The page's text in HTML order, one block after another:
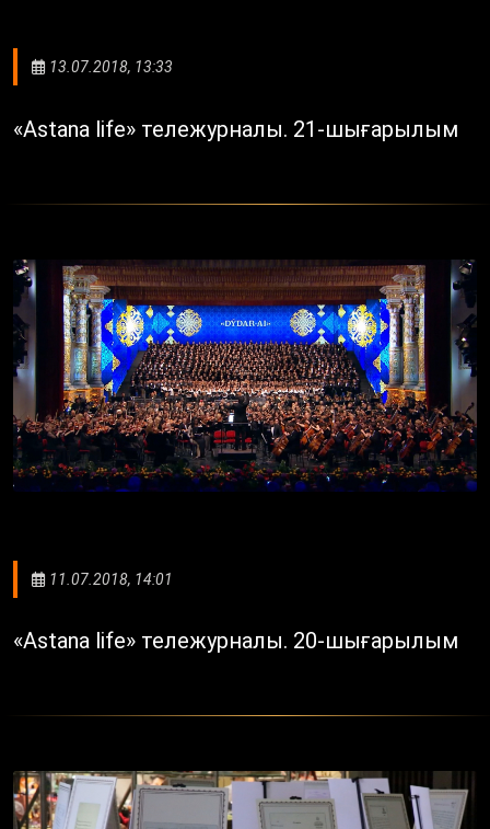
13.07.2018, 13:33
«Astana life» тележурналы. 21-шығарылым
11.07.2018, 14:01
«Astana life» тележурналы. 20-шығарылым